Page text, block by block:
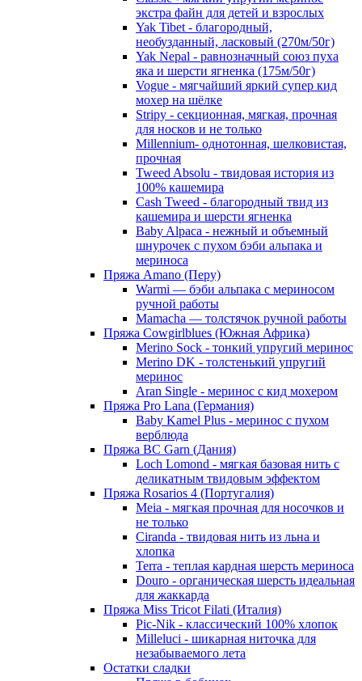
экстра файн для детей и взрослых
Yak Tibet - благородный,
необузданный, ласковый (270м/50г)
Yak Nepal - равнозначный союз пуха
яка и шерсти ягненка (175м/50г)
Vogue - мягчайший яркий супер кид
мохер на шёлке
Stripy - секционная, мягкая, прочная
для носков и не только
Millennium- однотонная, шелковистая,
прочная
Tweed Absolu - твидовая история из
100% кашемира
Cash Tweed - благородный твид из
кашемира и шерсти ягненка
Baby Alpaca - нежный и объемный
шнурочек с пухом бэби альпака и
мериноса
Пряжа Amano (Перу)
Warmi — бэби альпака с мериносом
ручной работы
Mamacha — толстячок ручной работы
Пряжа Cowgirlblues (Южная Африка)
Merino Sock - тонкий упругий меринос
Merino DK - толстенький упругий
меринос
Aran Single - меринос с кид мохером
Пряжа Pro Lana (Германия)
Baby Kamel Plus - меринос с пухом
верблюда
Пряжа BC Garn (Дания)
Loch Lomond - мягкая базовая нить с
деликатным твидовым эффектом
Пряжа Rosarios 4 (Португалия)
Meia - мягкая прочная для носочков и
не только
Ciranda - твидовая нить из льна и
хлопка
Terra - теплая кардная шерсть мериноса
Douro - органическая шерсть идеальная
для жаккарда
Пряжа Miss Tricot Filati (Италия)
Pic-Nik - классический 100% хлопок
Milleluci - шикарная ниточка для
незабываемого лета
Остатки сладки